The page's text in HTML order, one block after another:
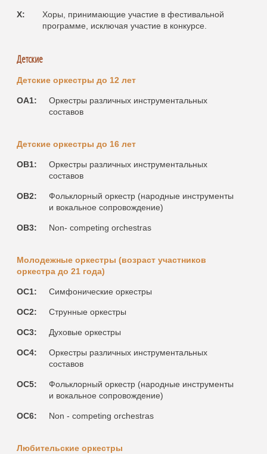
X:
Хоры, принимающие участие в фестивальной
программе, исключая участие в конкурсе.
Детские
Детские оркестры до 12 лет
OA1:
Оркестры различных инструментальных
составов
Детские оркестры до 16 лет
OB1:
Оркестры различных инструментальных
составов
OB2:
Фольклорный оркестр (народные инструменты
и вокальное сопровождение)
OB3: Non- competing orchestras
Молодежные оркестры (возраст участников
оркестра до 21 года)
OC1: Симфонические оркестры
OC2: Струнные оркестры
OC3: Духовые оркестры
OC4:
Оркестры различных инструментальных
составов
OC5:
Фольклорный оркестр (народные инструменты
и вокальное сопровождение)
OC6: Non - competing orchestras
Любительские oркестры